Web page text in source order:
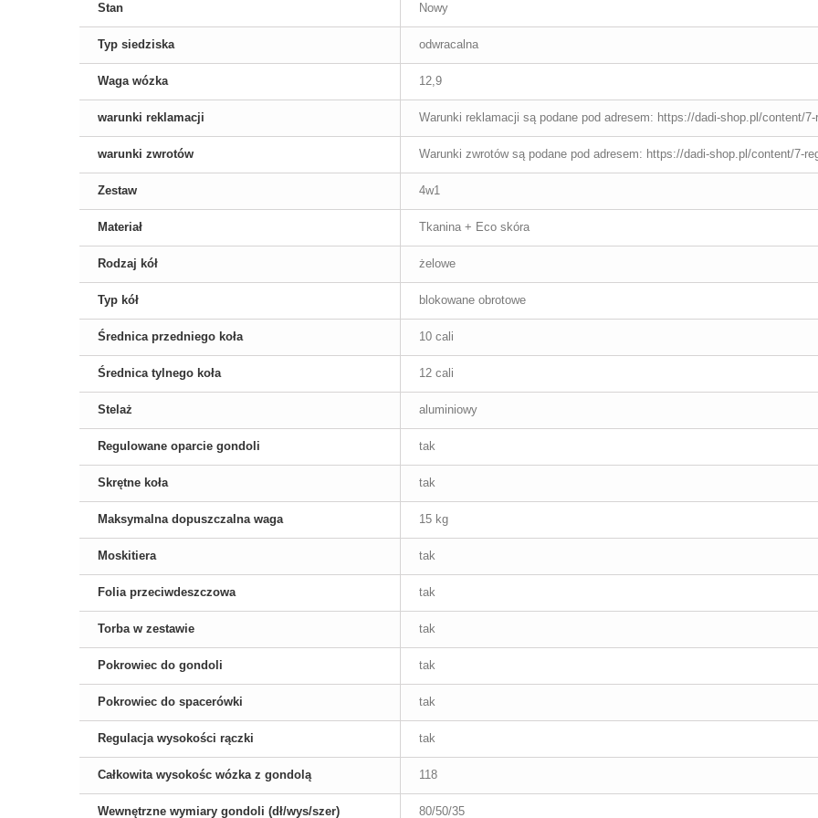
Stan Nowy
Typ siedziska odwracalna
Waga wózka 12,9
warunki reklamacji Warunki reklamacji są podane pod adresem: https://dadi-shop.pl/content/7-
warunki zwrotów Warunki zwrotów są podane pod adresem: https://dadi-shop.pl/content/7-
Zestaw 4w1
Materiał Tkanina + Eco skóra
Rodzaj kół żelowe
Typ kół blokowane obrotowe
Średnica przedniego koła 10 cali
Średnica tylnego koła 12 cali
Stelaż aluminiowy
Regulowane oparcie gondoli tak
Skrętne koła tak
Maksymalna dopuszczalna waga 15 kg
Moskitiera tak
Folia przeciwdeszczowa tak
Torba w zestawie tak
Pokrowiec do gondoli tak
Pokrowiec do spacerówki tak
Regulacja wysokości rączki tak
Całkowita wysokośc wózka z gondolą 118
Wewnętrzne wymiary gondoli (dł/wys/szer) 80/50/35